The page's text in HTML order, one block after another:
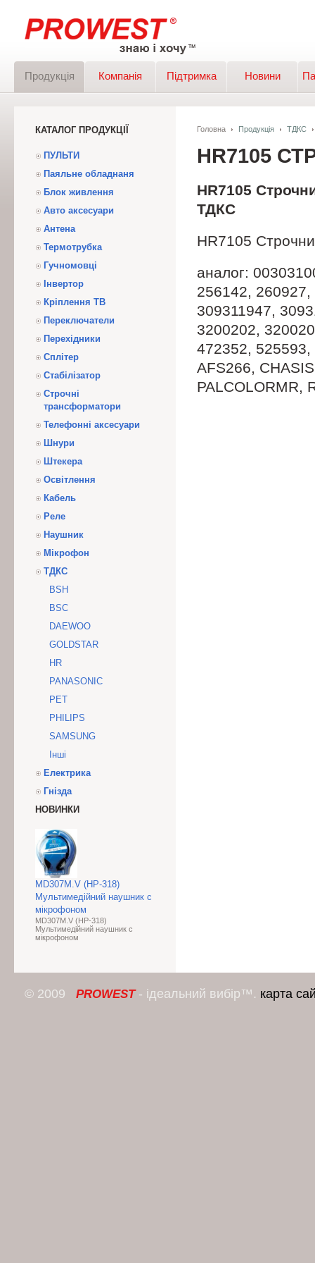
Продукція Компанія Підтримка Новини
КАТАЛОГ ПРОДУКЦІЇ
ПУЛЬТИ
Паяльне обладнаня
Блок живлення
Авто аксесуари
Антена
Термотрубка
Гучномовці
Інвертор
Кріплення ТВ
Переключатели
Перехідники
Сплітер
Стабілізатор
Строчні
трансформатори
Телефонні аксесуари
Шнури
Штекера
Освітлення
Кабель
Реле
Наушник
Мікрофон
ТДКС
BSH
BSC
DAEWOO
GOLDSTAR
HR
PANASONIC
PET
PHILIPS
SAMSUNG
Інші
Електрика
Гнізда
НОВИНКИ
MD307M.V (HP-318)
Мультимедійний наушник с
мікрофоном
MD307M.V (HP-318)
Мультимедійний наушник с
мікрофоном
Головна Продукція ТДКС
HR7105
HR7105
ТДКС
HR7105
аналог:
256142,
309311947,
3200202,
472352,
AFS266,
PALCOLORMR,
© 2009 PROWEST- ідеальний вибір™. карта